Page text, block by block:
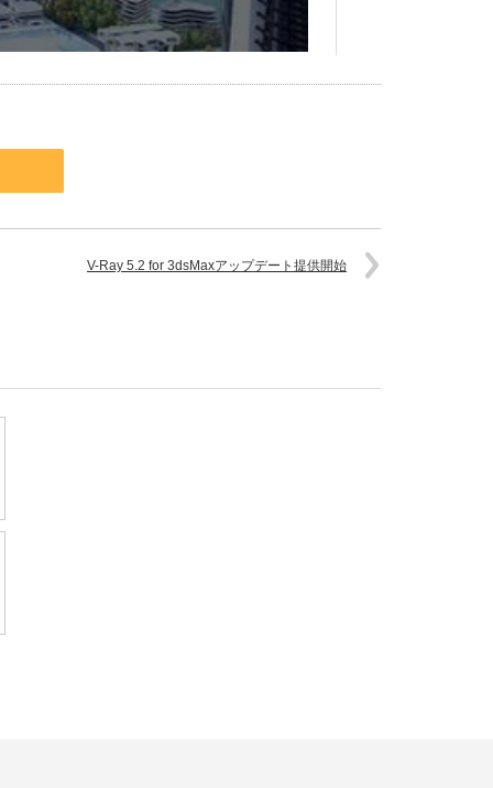
V-Ray 5.2 for 3dsMaxアップデート提供開始